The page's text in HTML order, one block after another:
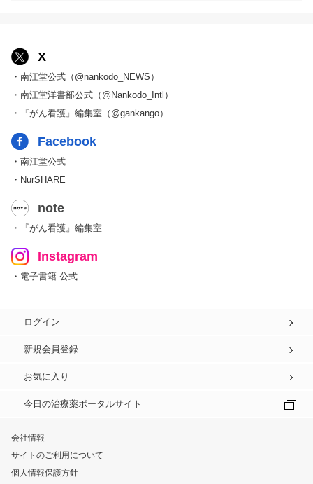
X
・南江堂公式（@nankodo_NEWS）
・南江堂洋書部公式（@Nankodo_Intl）
・『がん看護』編集室（@gankango）
Facebook
・南江堂公式
・NurSHARE
note
・『がん看護』編集室
Instagram
・電子書籍 公式
ログイン
新規会員登録
お気に入り
今日の治療薬ポータルサイト
会社情報
サイトのご利用について
個人情報保護方針